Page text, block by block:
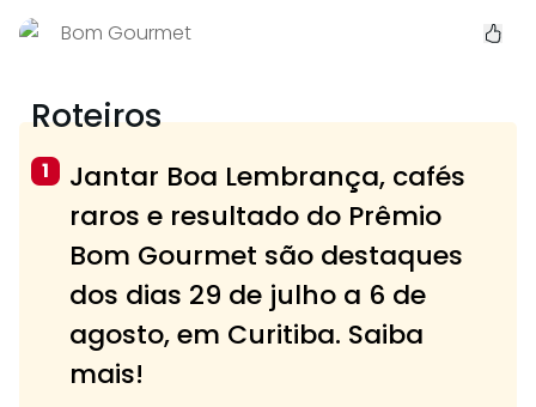
Bom Gourmet
Roteiros
1
Jantar Boa Lembrança, cafés
raros e resultado do Prêmio
Bom Gourmet são destaques
dos dias 29 de julho a 6 de
agosto, em Curitiba. Saiba
mais!